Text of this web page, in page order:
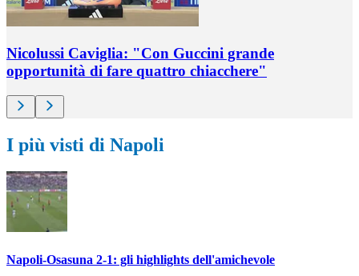
Nicolussi Caviglia: "Con Guccini grande
opportunità di fare quattro chiacchere"
I più visti di Napoli
Napoli-Osasuna 2-1: gli highlights dell'amichevole